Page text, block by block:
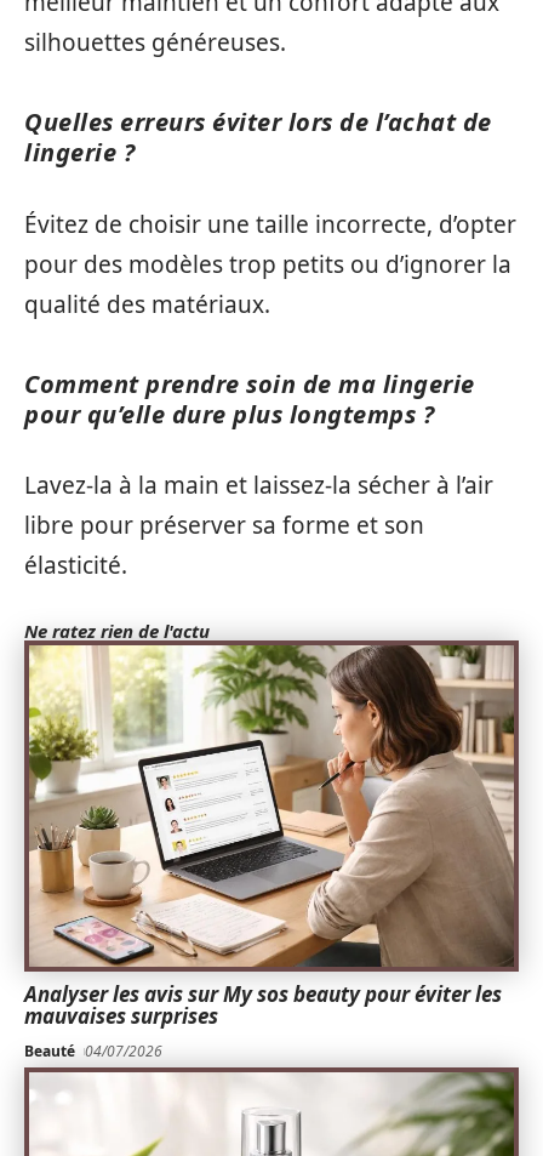
silhouettes généreuses.
Quelles erreurs éviter lors de l’achat de
lingerie ?
Évitez de choisir une taille incorrecte, d’opter
pour des modèles trop petits ou d’ignorer la
qualité des matériaux.
Comment prendre soin de ma lingerie
pour qu’elle dure plus longtemps ?
Lavez-la à la main et laissez-la sécher à l’air
libre pour préserver sa forme et son
élasticité.
Ne ratez rien de l'actu
Analyser les avis sur My sos beauty pour éviter les
mauvaises surprises
Beauté 04/07/2026